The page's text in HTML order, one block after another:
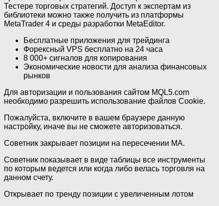
Тестере торговых стратегий. Доступ к экспертам из
библиотеки можно также получить из платформы
MetaTrader 4 и среды разработки MetaEditor.
Бесплатные приложения для трейдинга
Форексный VPS бесплатно на 24 часа
8 000+ сигналов для копирования
Экономические новости для анализа финансовых
рынков
Для авторизации и пользования сайтом MQL5.com
необходимо разрешить использование файлов Сookie.
Пожалуйста, включите в вашем браузере данную
настройку, иначе вы не сможете авторизоваться.
Советник закрывает позиции на пересечении МА.
Советник показывает в виде таблицы все инструменты
по которым ведется или когда либо велась торговля на
данном счету.
Открывает по тренду позиции с увеличенным лотом